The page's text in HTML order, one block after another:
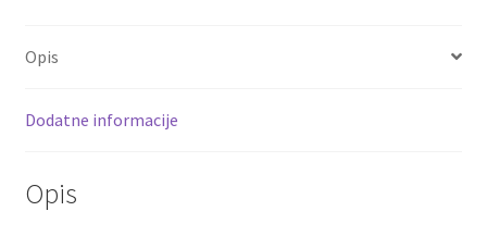
Opis
Dodatne informacije
Opis